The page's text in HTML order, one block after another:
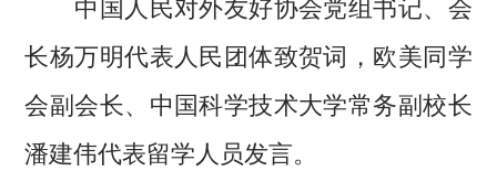
长杨万明代表人民团体致贺词，欧美同学
会副会长、中国科学技术大学常务副校长
潘建伟代表留学人员发言。